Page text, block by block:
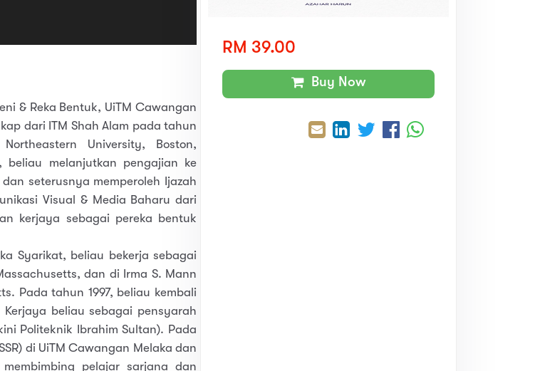
RM 39.00
Buy Now
& Reka Bentuk, UiTM Cawangan
dari ITM Shah Alam pada tahun
University, Boston,
beliau melanjutkan pengajian ke
seterusnya memperoleh Ijazah
Visual & Media Baharu dari
kerjaya sebagai pereka bentuk
Syarikat, beliau bekerja sebagai
dan di Irma S. Mann
Pada tahun 1997, beliau kembali
beliau sebagai pensyarah
Politeknik Ibrahim Sultan). Pada
di UiTM Cawangan Melaka dan
pelajar sarjana dan